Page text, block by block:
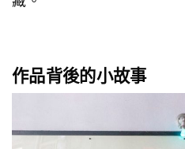
作品背後的小故事